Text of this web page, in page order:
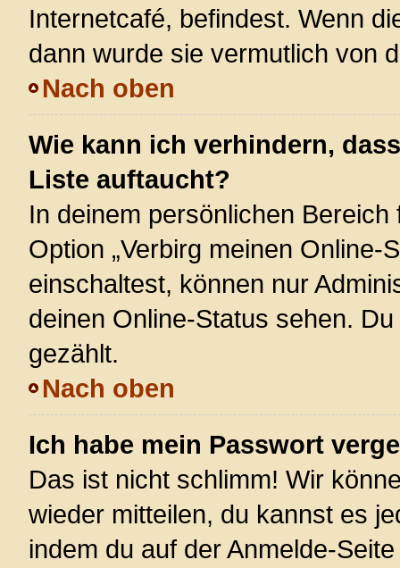
Internetcafé, befindest. Wenn
dann wurde sie vermutlich von
Nach oben
Wie kann ich verhindern,
Liste auftaucht?
In deinem persönlichen
Option „Verbirg meinen Online-
einschaltest, können nur
deinen Online-Status sehen.
gezählt.
Nach oben
Ich habe mein Passwort
Das ist nicht schlimm! Wir
wieder mitteilen, du kannst es
indem du auf der Anmelde-